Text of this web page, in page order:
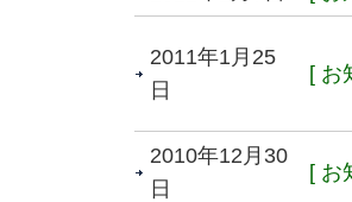
2011年1月25
日
[ お
2010年12月30
日
[ お